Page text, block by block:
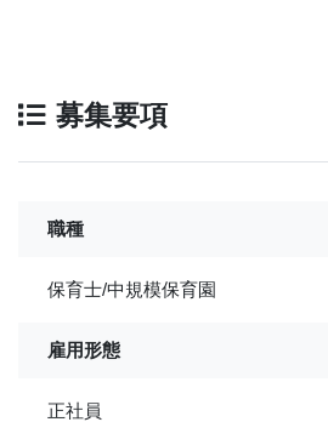
募集要項
職種
保育士/中規模保育園
雇用形態
正社員